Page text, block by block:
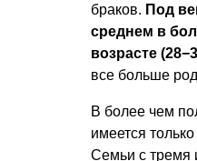
браков. Под
среднем в
возрасте
все больше
В более чем
имеется
Семьи с тремя